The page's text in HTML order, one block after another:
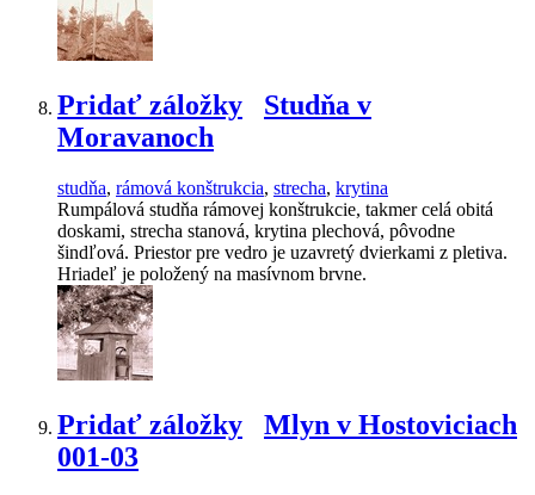
Pridať záložky
Studňa v
Moravanoch
studňa, rámová konštrukcia, strecha, krytina
Rumpálová studňa rámovej konštrukcie, takmer celá obitá
doskami, strecha stanová, krytina plechová, pôvodne
šindľová. Priestor pre vedro je uzavretý dvierkami z pletiva.
Hriadeľ je položený na masívnom brvne.
Pridať záložky
Mlyn v Hostoviciach
001-03